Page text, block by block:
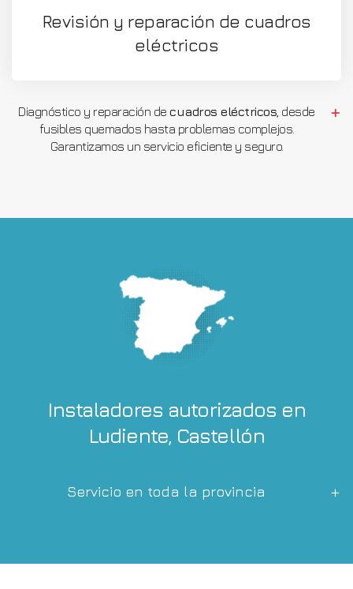
Revisión y reparación de cuadros
eléctricos
Diagnóstico y reparación decuadros eléctricos , desde
fusibles quemados hasta problemas complejos.
Garantizamos un servicio eficiente y seguro.
Instaladores autorizados en
Ludiente, Castellón
Servicio en toda la provincia